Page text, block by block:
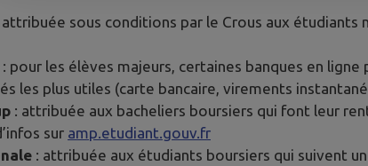
attribuée sous conditions par le Crous aux étudiants
: pour les élèves majeurs, certaines banques en
les plus utiles (carte bancaire, virements
: attribuée aux bacheliers boursiers qui font leur
sur amp.etudiant.gouv.fr
: attribuée aux étudiants boursiers qui suivent